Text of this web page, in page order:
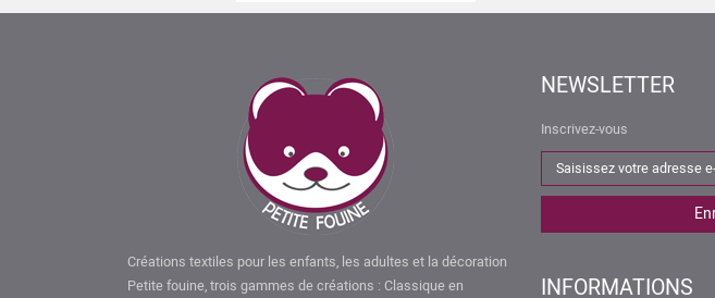
Créations textiles pour les enfants, les adultes et la décoration
Petite fouine, trois gammes de créations : Classique en
NEWSLETTER
Inscrivez-vous
INFORMATIONS